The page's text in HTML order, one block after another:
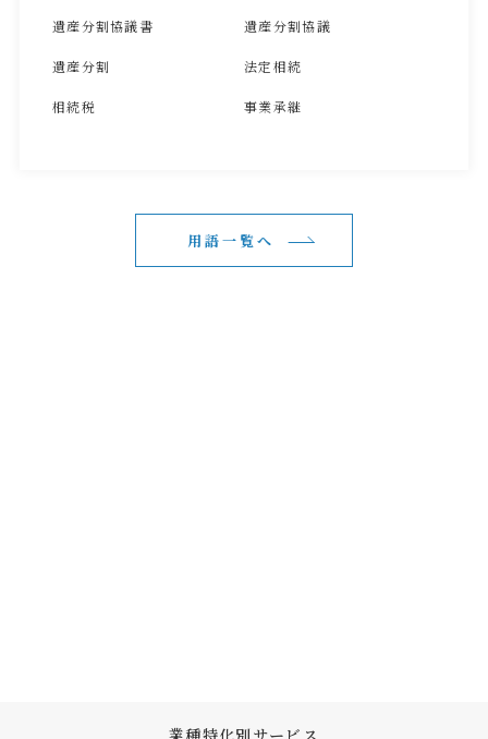
遺産分割協議書 遺産分割協議
遺産分割 法定相続
相続税 事業承継
用語一覧へ
業種特化別サービス